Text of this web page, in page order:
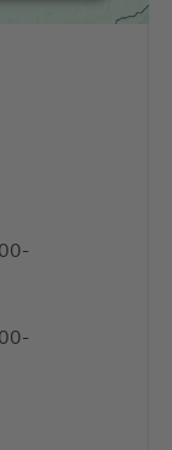
zu, um